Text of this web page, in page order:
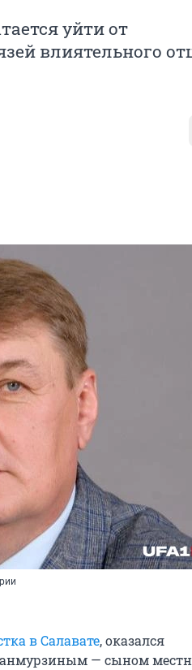
уйти от
влиятельного
в Салавате, оказался
— сыном